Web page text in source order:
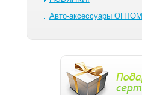
Авто-аксессуары ОПТОМ